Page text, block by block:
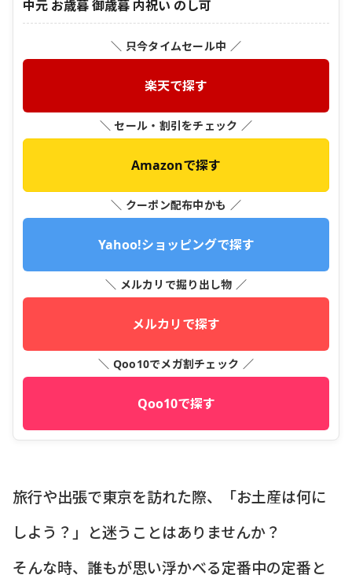
中元 お歳暮 御歳暮 内祝い のし可
＼ 只今タイムセール中 ／
楽天で探す
＼ セール・割引をチェック ／
Amazonで探す
＼ クーポン配布中かも ／
Yahoo!ショッピングで探す
＼ メルカリで掘り出し物 ／
メルカリで探す
＼ Qoo10でメガ割チェック ／
Qoo10で探す
旅行や出張で東京を訪れた際、「お土産は何に
しよう？」と迷うことはありませんか？
そんな時、誰もが思い浮かべる定番中の定番と